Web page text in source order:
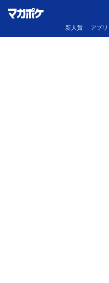
新人賞 アプリ